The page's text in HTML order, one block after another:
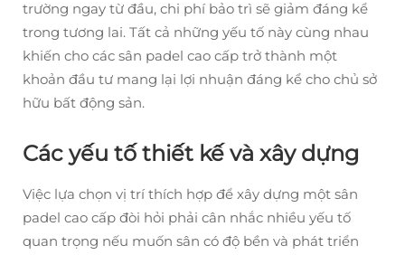
trường ngay từ đầu, chi phí bảo trì sẽ giảm đáng kể
trong tương lai. Tất cả những yếu tố này cùng nhau
khiến cho các sân padel cao cấp trở thành một
khoản đầu tư mang lại lợi nhuận đáng kể cho chủ sở
hữu bất động sản.
Các yếu tố thiết kế và xây dựng
Việc lựa chọn vị trí thích hợp để xây dựng một sân
padel cao cấp đòi hỏi phải cân nhắc nhiều yếu tố
quan trọng nếu muốn sân có độ bền và phát triển